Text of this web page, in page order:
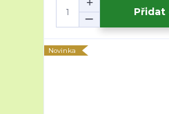
Přidat
Novinka